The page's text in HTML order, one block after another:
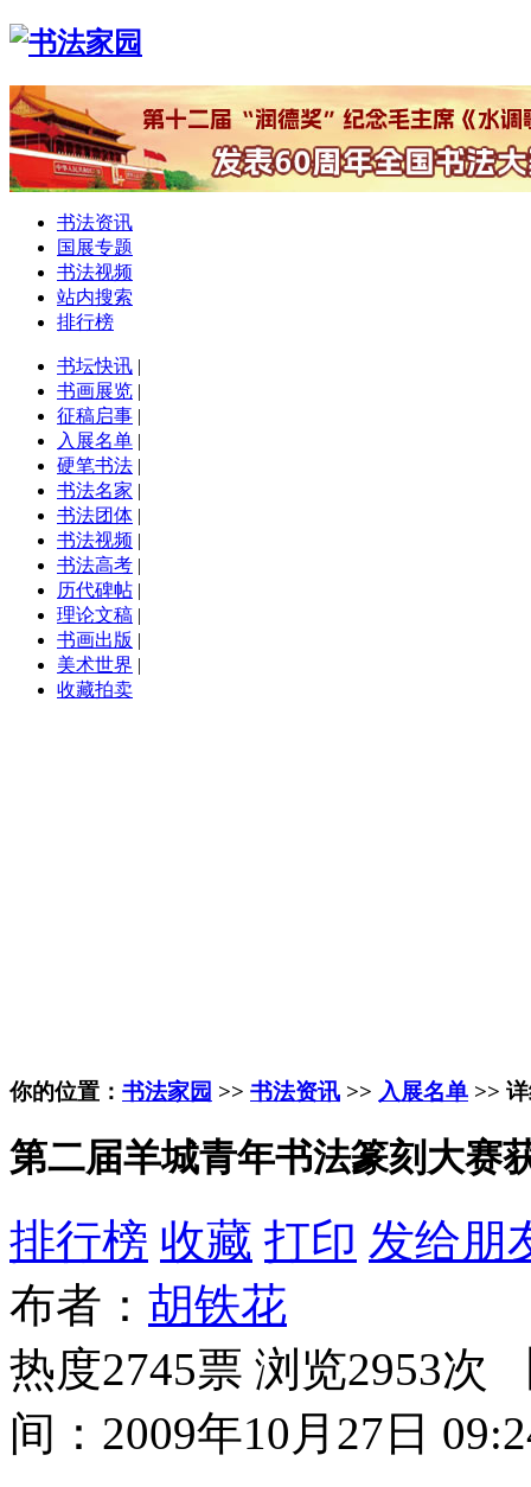
书法资讯
国展专题
书法视频
站内搜索
排行榜
书坛快讯 |
书画展览 |
征稿启事 |
入展名单 |
硬笔书法 |
书法名家 |
书法团体 |
书法视频 |
书法高考 |
历代碑帖 |
理论文稿 |
书画出版 |
美术世界 |
收藏拍卖
你的位置： 书法家园 >> 书法资讯 >> 入展名单 >>
第二届羊城青年书法篆刻大赛
排行榜 收藏 打印 发给朋
布者： 胡铁花
热度2745票 浏览2953次
间：2009年10月27日